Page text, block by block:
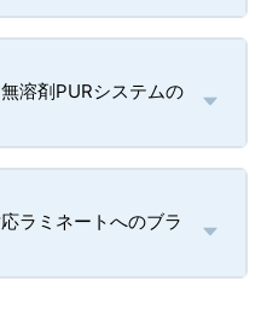
溶剤PURシステムの
ラミネートへのブラ